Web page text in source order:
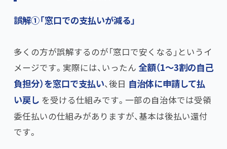
誤解①「窓口での支払いが減る」​
多くの方が誤解するのが「窓口で安くなる」というイ
メージです。実際には、いったん 全額（1〜3割の自己
負担分）を窓口で支払い​、後日
自治体に申請して払
い戻し を受ける仕組みです。一部の自治体では受領
委任払いの仕組みがありますが、基本は後払い還付
です。